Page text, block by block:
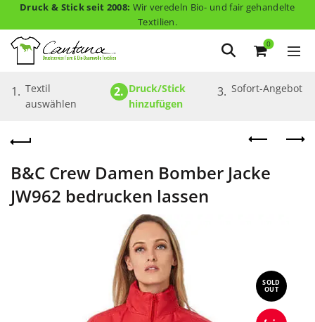
Druck & Stick seit 2008: Wir veredeln Bio- und fair gehandelte
Textilien.
0
1. Textil
auswählen
2. Druck/Stick
hinzufügen
3. Sofort-Angebot
B&C Crew Damen Bomber Jacke
JW962 bedrucken lassen
SOLD
OUT